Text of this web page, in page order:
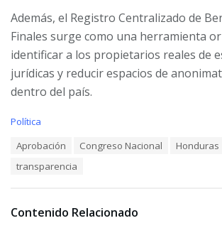
Además, el Registro Centralizado de
Finales surge como una herramienta
identificar a los propietarios reales de
jurídicas y reducir espacios de
dentro del país.
C
i
Política
Aprobación Congreso Nacional Honduras
transparencia
Contenido Relacionado